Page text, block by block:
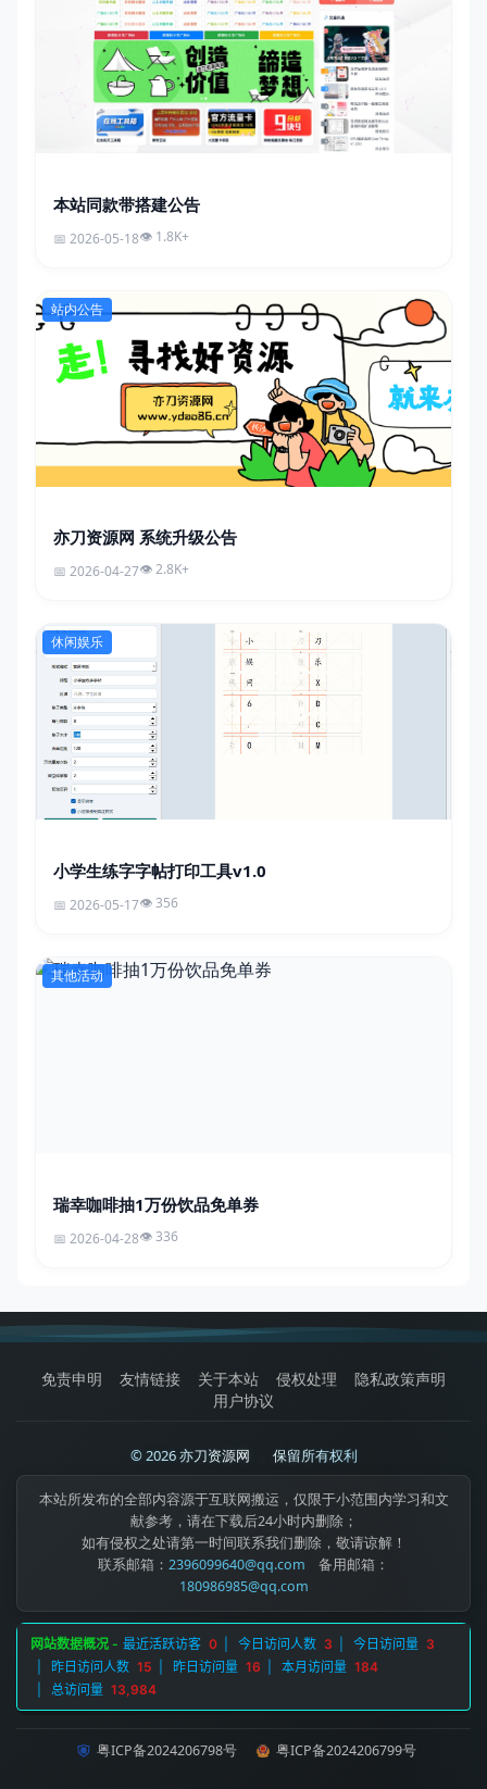
本站同款带搭建公告
2026-05-18 1.8K+
站内公告
亦刀资源网 系统升级公告
2026-04-27 2.8K+
休闲娱乐
小学生练字字帖打印工具v1.0
2026-05-17 356
其他活动
瑞幸咖啡抽1万份饮品免单券
2026-04-28 336
免责申明 友情链接 关于本站 侵权处理
隐私政策声明
用户协议
© 2026 亦刀资源网 保留所有权利
本站所发布的全部内容源于互联网搬运，仅限于小范围内学习和文
献参考，请在下载后24小时内删除；
如有侵权之处请第一时间联系我们删除，敬请谅解！
联系邮箱： 2396099640@qq.com 备用邮箱：
180986985@qq.com
粤ICP备2024206798号 粤ICP备2024206799号